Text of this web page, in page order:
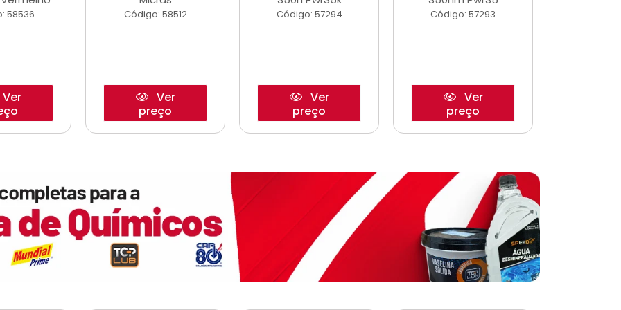
58536
Ver
Código: 58512
Ver
preço
Código: 57294
Ver
preço
Código: 57293
Ver
preço